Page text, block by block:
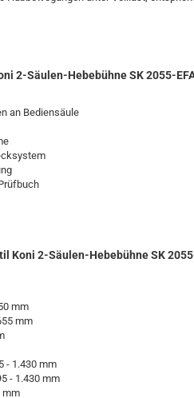
2-Säulen-Hebebühne SK 2055-
an Bediensäule
Koni 2-Säulen-Hebebühne SK
mm
mm
- 1.430 mm
- 1.430 mm
mm